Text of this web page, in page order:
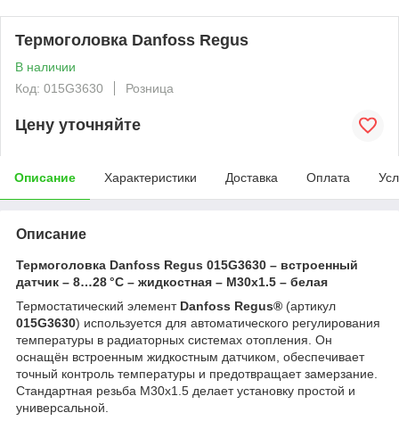
Термоголовка Danfoss Regus
В наличии
Код: 015G3630
Розница
Цену уточняйте
Описание Характеристики Доставка Оплата
Описание
Термоголовка Danfoss Regus 015G3630 – встроенный
датчик – 8…28 °C – жидкостная – M30x1.5 – белая
Термостатический элемент Danfoss Regus® (артикул
015G3630) используется для автоматического регулирования
температуры в радиаторных системах отопления. Он
оснащён встроенным жидкостным датчиком, обеспечивает
точный контроль температуры и предотвращает замерзание.
Стандартная резьба M30x1.5 делает установку простой и
универсальной.